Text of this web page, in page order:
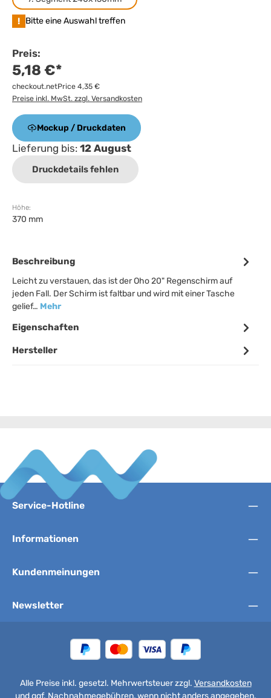
! Bitte eine Auswahl treffen
Preis:
5,18 €*
checkout.netPrice 4,35 €
Preise inkl. MwSt. zzgl. Versandkosten
Mockup / Druckdaten
Lieferung bis: 12 August
Druckdetails fehlen
Höhe:
370 mm
Beschreibung
Leicht zu verstauen, das ist der Oho 20" Regenschirm auf
jeden Fall. Der Schirm ist faltbar und wird mit einer Tasche
gelief… Mehr
Eigenschaften
Hersteller
Service-Hotline
Informationen
Kundenmeinungen
Newsletter
Alle Preise inkl. gesetzl. Mehrwertsteuer zzgl. Versandkosten
und ggf. Nachnahmegebühren, wenn nicht anders angegeben.